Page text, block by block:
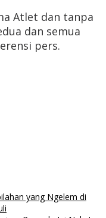
Atlet dan tanpa
dan semua
pers.
yang Ngelem di